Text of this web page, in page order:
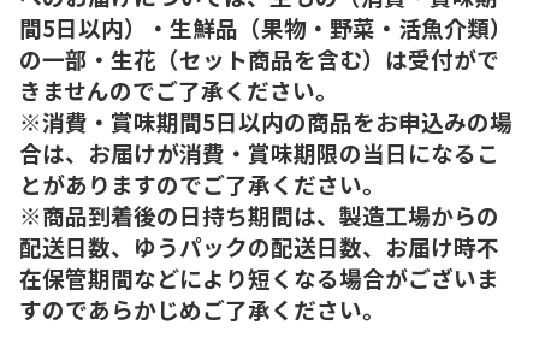
間5日以内）・生鮮品（果物・野菜・活魚介類）
の一部・生花（セット商品を含む）は受付がで
きませんのでご了承ください。
※消費・賞味期間5日以内の商品をお申込みの場
合は、お届けが消費・賞味期限の当日になるこ
とがありますのでご了承ください。
※商品到着後の日持ち期間は、製造工場からの
配送日数、ゆうパックの配送日数、お届け時不
在保管期間などにより短くなる場合がございま
すのであらかじめご了承ください。